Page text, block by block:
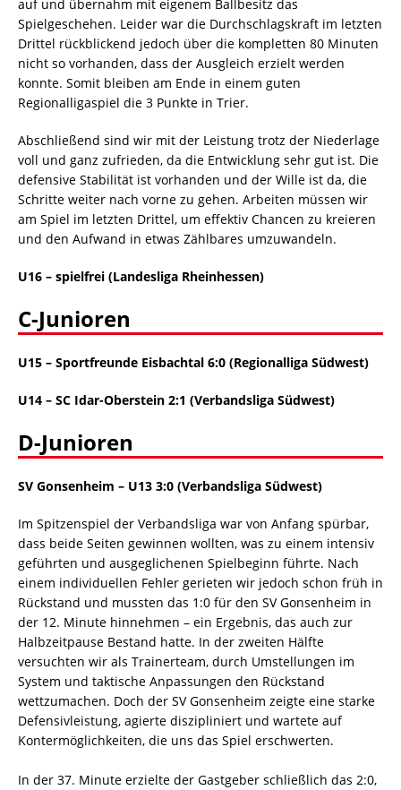
auf und übernahm mit eigenem Ballbesitz das
Spielgeschehen. Leider war die Durchschlagskraft im letzten
Drittel rückblickend jedoch über die kompletten 80 Minuten
nicht so vorhanden, dass der Ausgleich erzielt werden
konnte. Somit bleiben am Ende in einem guten
Regionalligaspiel die 3 Punkte in Trier.
Abschließend sind wir mit der Leistung trotz der Niederlage
voll und ganz zufrieden, da die Entwicklung sehr gut ist. Die
defensive Stabilität ist vorhanden und der Wille ist da, die
Schritte weiter nach vorne zu gehen. Arbeiten müssen wir
am Spiel im letzten Drittel, um effektiv Chancen zu kreieren
und den Aufwand in etwas Zählbares umzuwandeln.
U16 – spielfrei (Landesliga Rheinhessen)
C-Junioren
U15 – Sportfreunde Eisbachtal 6:0 (Regionalliga Südwest)
U14 – SC Idar-Oberstein 2:1 (Verbandsliga Südwest)
D-Junioren
SV Gonsenheim – U13 3:0 (Verbandsliga Südwest)
Im Spitzenspiel der Verbandsliga war von Anfang spürbar,
dass beide Seiten gewinnen wollten, was zu einem intensiv
geführten und ausgeglichenen Spielbeginn führte. Nach
einem individuellen Fehler gerieten wir jedoch schon früh in
Rückstand und mussten das 1:0 für den SV Gonsenheim in
der 12. Minute hinnehmen – ein Ergebnis, das auch zur
Halbzeitpause Bestand hatte. In der zweiten Hälfte
versuchten wir als Trainerteam, durch Umstellungen im
System und taktische Anpassungen den Rückstand
wettzumachen. Doch der SV Gonsenheim zeigte eine starke
Defensivleistung, agierte diszipliniert und wartete auf
Kontermöglichkeiten, die uns das Spiel erschwerten.
In der 37. Minute erzielte der Gastgeber schließlich das 2:0,